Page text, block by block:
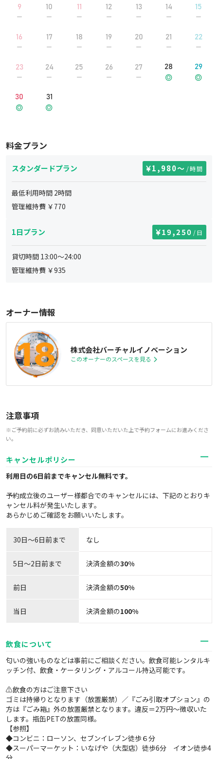
9 10 11 12 13 14 15
16 17 18 19 20 21 22
23 24 25 26 27 28 29
30 31
料金プラン
スタンダードプラン 1,980〜 /時間
最低利用時間 2時間
管理維持費 ￥ 770
1日プラン 19,250 /日
貸切時間 13:00～24:00
管理維持費 ￥935
オーナー情報
株式会社バーチャルイノベーション
このオーナーのスペースを見る
注意事項
※ご予約前に必ずお読みいただき、同意いただいた上で予約フォームにお進みくださ
い。
キャンセルポリシー
利用日の6日前までキャンセル無料です。
予約成立後のユーザー様都合でのキャンセルには、下記のとおりキ
ャンセル料が発生いたします。
あらかじめご確認をお願いいたします。
30日〜6日前まで なし
5日～2日前まで 決済金額の30%
前日 決済金額の50%
当日 決済金額の100%
飲食について
匂いの強いものなどは事前にご相談ください。飲食可能レンタルキ
ッチン付、飲食・ケータリング・アルコール持込可能です。
⚠飲食の方はご注意下さい
ゴミは持帰りとなります（放置厳禁）／『ごみ引取オプション』の
方は『ごみ箱』外の放置厳禁となります。違反＝2万円～徴収いた
します。瓶缶PETの放置同様。
【参照】
◆コンビニ：ローソン、セブンイレブン徒歩６分
◆スーパーマーケット：いなげや（大型店）徒歩6分 イオン徒歩4